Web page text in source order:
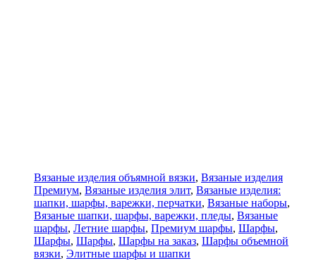
Вязаные изделия объямной вязки, Вязаные изделия
Премиум, Вязаные изделия элит, Вязаные изделия:
шапки, шарфы, варежки, перчатки, Вязаные наборы,
Вязаные шапки, шарфы, варежки, пледы, Вязаные
шарфы, Летние шарфы, Премиум шарфы, Шарфы,
Шарфы, Шарфы, Шарфы на заказ, Шарфы объемной
вязки, Элитные шарфы и шапки